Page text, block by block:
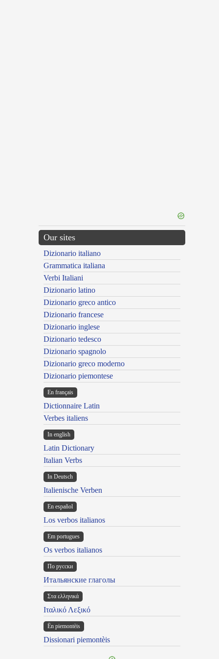
Our sites
Dizionario italiano
Grammatica italiana
Verbi Italiani
Dizionario latino
Dizionario greco antico
Dizionario francese
Dizionario inglese
Dizionario tedesco
Dizionario spagnolo
Dizionario greco moderno
Dizionario piemontese
En français
Dictionnaire Latin
Verbes italiens
In english
Latin Dictionary
Italian Verbs
In Deutsch
Italienische Verben
En español
Los verbos italianos
Em portugues
Os verbos italianos
По русски
Итальянские глаголы
Στα ελληνικά
Ιταλικό Λεξικό
Ën piemontèis
Dissionari piemontèis